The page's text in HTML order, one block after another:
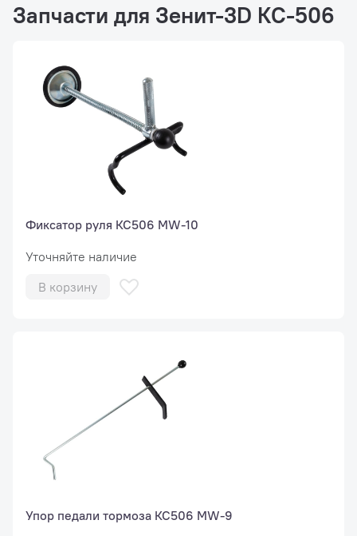
Запчасти для Зенит-3D КС-506
Фиксатор руля КС506 MW-10
Уточняйте наличие
В корзину
Упор педали тормоза КС506 MW-9